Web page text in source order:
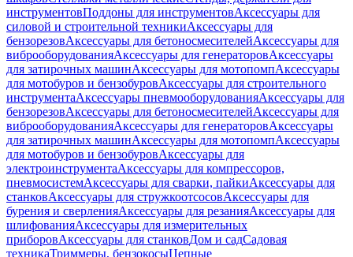
инструментовПоддоны для инструментовАксессуары для
силовой и строительной техникиАксессуары для
бензорезовАксессуары для бетоносмесителейАксессуары для
виброоборудованияАксессуары для генераторовАксессуары
для затирочных машинАксессуары для мотопомпАксессуары
для мотобуров и бензобуровАксессуары для строительного
инструментаАксессуары пневмооборудованияАксессуары для
бензорезовАксессуары для бетоносмесителейАксессуары для
виброоборудованияАксессуары для генераторовАксессуары
для затирочных машинАксессуары для мотопомпАксессуары
для мотобуров и бензобуровАксессуары для
электроинструментаАксессуары для компрессоров,
пневмосистемАксессуары для сварки, пайкиАксессуары для
станковАксессуары для стружкоотсосовАксессуары для
бурения и сверленияАксессуары для резанияАксессуары для
шлифованияАксессуары для измерительных
приборовАксессуары для станковДом и садСадовая
техникаТриммеры, бензокосыЦепные